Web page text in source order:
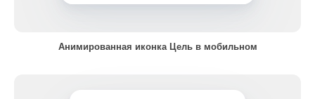
Анимированная иконка Цель в мобильном